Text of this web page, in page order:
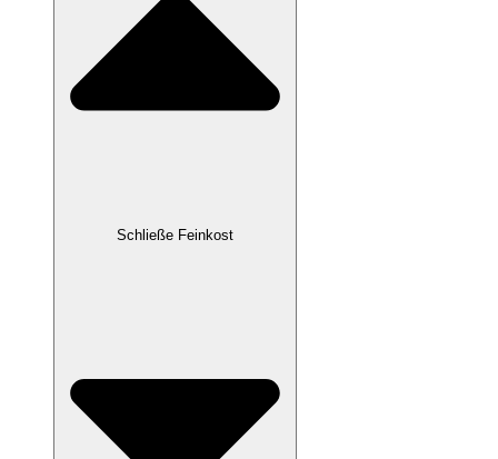
Schließe Feinkost